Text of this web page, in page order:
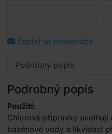
Zeptej se prodavače
Podrobný popis
Podrobný popis
Použití:
Chlorové přípravky
bazénové vody a likvidaci